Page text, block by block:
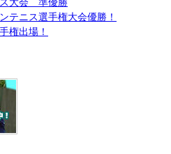
ス大会 準優勝
テニス選手権大会優勝！
権出場！